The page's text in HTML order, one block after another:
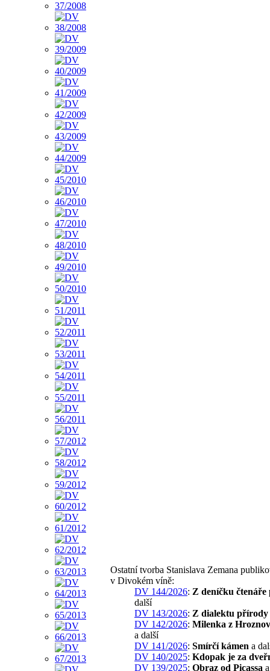
Ostatní tvorba Stanislava Zemana
v Divokém víně:
DV 144/2026: Z deníčku čtenáře
další
DV 143/2026: Z dialektu
DV 142/2026: Milenka z
a další
DV 141/2026: Smírčí kámen a
DV 140/2025: Kdopak je za
DV 139/2025: Obraz od Picassa